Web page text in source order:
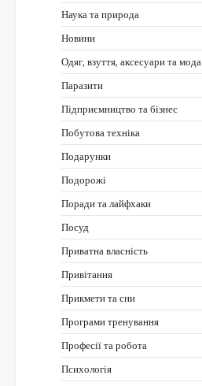
Наука та природа
Новини
Одяг, взуття, аксесуари та мода
Паразити
Підприємництво та бізнес
Побутова техніка
Подарунки
Подорожі
Поради та лайфхаки
Посуд
Приватна власність
Привітання
Прикмети та сни
Програми тренування
Професії та робота
Психологія